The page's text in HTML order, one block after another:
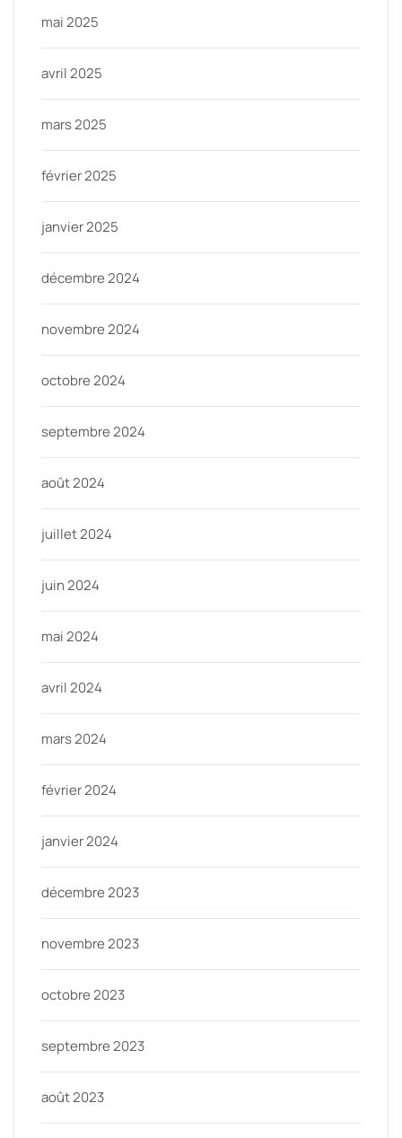
mai 2025
avril 2025
mars 2025
février 2025
janvier 2025
décembre 2024
novembre 2024
octobre 2024
septembre 2024
août 2024
juillet 2024
juin 2024
mai 2024
avril 2024
mars 2024
février 2024
janvier 2024
décembre 2023
novembre 2023
octobre 2023
septembre 2023
août 2023